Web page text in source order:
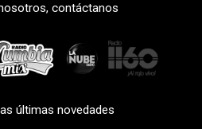
contáctanos
últimas novedades